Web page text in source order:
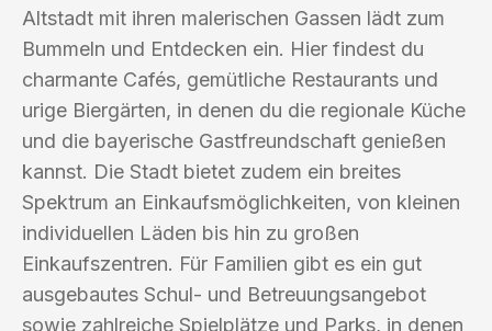
Altstadt mit ihren malerischen Gassen lädt zum
Bummeln und Entdecken ein. Hier findest du
charmante Cafés, gemütliche Restaurants und
urige Biergärten, in denen du die regionale Küche
und die bayerische Gastfreundschaft genießen
kannst. Die Stadt bietet zudem ein breites
Spektrum an Einkaufsmöglichkeiten, von kleinen
individuellen Läden bis hin zu großen
Einkaufszentren. Für Familien gibt es ein gut
ausgebautes Schul- und Betreuungsangebot
sowie zahlreiche Spielplätze und Parks, in denen